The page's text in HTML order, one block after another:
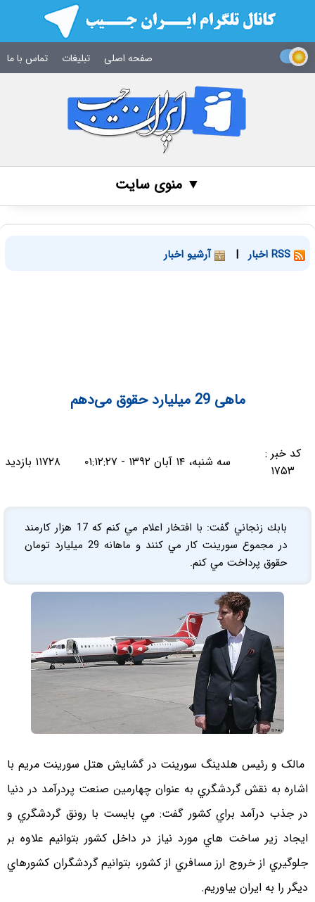
صفحه اصلی تبلیغات تماس با ما
▼ منوی سایت
| آرشیو اخبار
ماهی 29 میلیارد حقوق می‌دهم
کد خبر :
۱۷۵۳
سه شنبه، ۱۴ آبان ۱۳۹۲ - ۰۱:۱۲:۲۷ ۱۱۷۲۸ بازدید
بابك زنجاني گفت: با افتخار اعلام مي كنم كه 17 هزار كارمند
در مجموع سورينت كار مي كنند و ماهانه 29 ميليارد تومان
حقوق پرداخت مي كنم.
مالک و رئيس هلدینگ سورینت در گشايش هتل سورينت مريم با
اشاره به نقش گردشگري به عنوان چهارمين صنعت پردرآمد در دنيا
در جذب درآمد براي كشور گفت: مي بايست با رونق گردشگري و
ايجاد زير ساخت هاي مورد نياز در داخل كشور بتوانيم علاوه بر
جلوگيري از خروج ارز مسافري از كشور، بتوانيم گردشگران كشورهاي
ديگر را به ايران بياوريم.